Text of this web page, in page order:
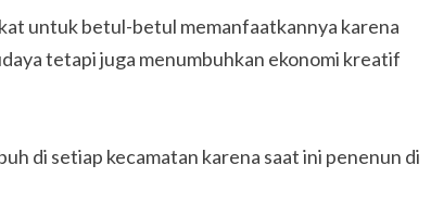
untuk betul-betul memanfaatkannya karena
tetapi juga menumbuhkan ekonomi kreatif
di setiap kecamatan karena saat ini penenun di